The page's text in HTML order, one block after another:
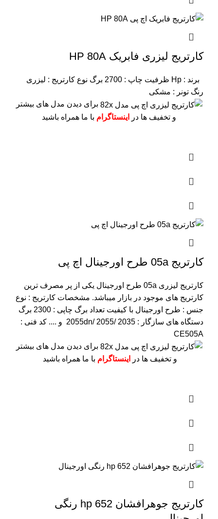
کارتریج لیزری فابریک HP 80A
برند : Hp ظرفیت چاپ : 2700 برگ
نوع کارتریج : لیزری
رنگ تونر : مشکی
برای دیدن مدل های بیشتر
و تخفیف ها در
اینستاگرام با ما همراه باشید
کارتریج 05a طرح اورجینال اچ پی
کارتریج لیزری 05a طرح اورجینال یکی از پر مصرف ترین
کارتریج های موجود در بازار میباشد. مشخصات کارتریج : نوع
جنس : طرح اورجینال با کیفیت تعداد برگ چاپی : 2300 برگ
دستگاه های سازگار : 2055dn/ 2055/ 2035 و ....
کد فنی :
CE505A
برای دیدن مدل های بیشتر
و تخفیف ها در
اینستاگرام با ما همراه باشید
کارتریج جوهرافشان 652 hp رنگی